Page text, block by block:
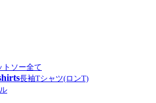
トソー全て
長袖Tシャツ(ロンT)